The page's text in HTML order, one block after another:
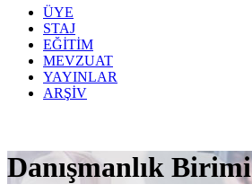
ÜYE
STAJ
EĞİTİM
MEVZUAT
YAYINLAR
ARŞİV
Danışmanlık Birimi